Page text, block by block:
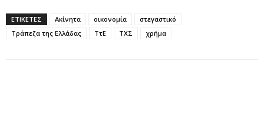
ΕΤΙΚΕΤΕΣ Ακίνητα οικονομία
στεγαστικό
Τράπεζα της Ελλάδας
ΤτΕ ΤΧΣ χρήμα